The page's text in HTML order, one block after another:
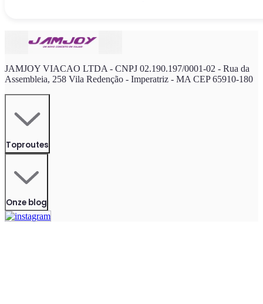
JAMJOY VIACAO LTDA - CNPJ 02.190.197/0001-02 - Rua da
Assembleia, 258 Vila Redenção - Imperatriz - MA CEP 65910-180
Toproutes
Onze blog